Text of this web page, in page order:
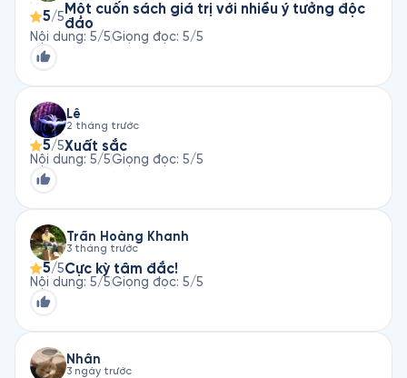
5/5 Một cuốn sách giá trị với nhiều ý tưởng độc
đáo
Nội dung: 5/5Giọng đọc: 5/5
Lê
2 tháng trước
5/5Xuất sắc
Nội dung: 5/5Giọng đọc: 5/5
Trần Hoàng Khanh
3 tháng trước
5/5Cực kỳ tâm đắc!
Nội dung: 5/5Giọng đọc: 5/5
Nhân
3 ngày trước